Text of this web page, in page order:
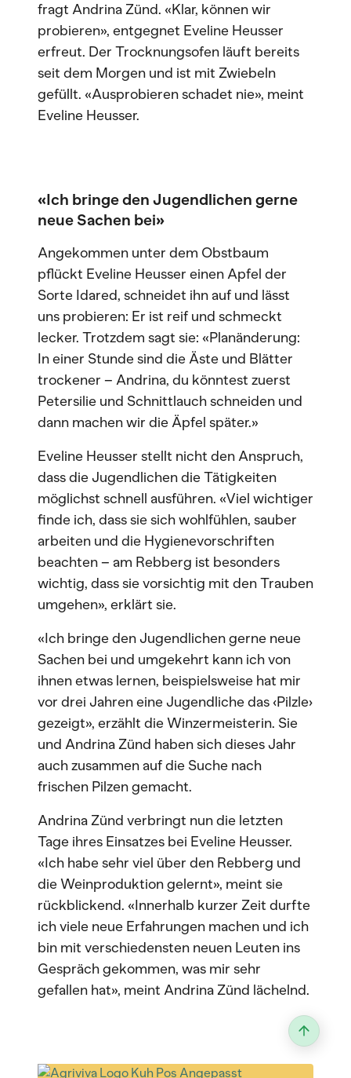
fragt Andrina Zünd. «Klar, können wir
probieren», entgegnet Eveline Heusser
erfreut. Der Trocknungsofen läuft bereits
seit dem Morgen und ist mit Zwiebeln
gefüllt. «Ausprobieren schadet nie», meint
Eveline Heusser.
«Ich bringe den Jugendlichen gerne
neue Sachen bei»
Angekommen unter dem Obstbaum
pflückt Eveline Heusser einen Apfel der
Sorte Idared, schneidet ihn auf und lässt
uns probieren: Er ist reif und schmeckt
lecker. Trotzdem sagt sie: «Planänderung:
In einer Stunde sind die Äste und Blätter
trockener – Andrina, du könntest zuerst
Petersilie und Schnittlauch schneiden und
dann machen wir die Äpfel später.»
Eveline Heusser stellt nicht den Anspruch,
dass die Jugendlichen die Tätigkeiten
möglichst schnell ausführen. «Viel wichtiger
finde ich, dass sie sich wohlfühlen, sauber
arbeiten und die Hygienevorschriften
beachten – am Rebberg ist besonders
wichtig, dass sie vorsichtig mit den Trauben
umgehen», erklärt sie.
«Ich bringe den Jugendlichen gerne neue
Sachen bei und umgekehrt kann ich von
ihnen etwas lernen, beispielsweise hat mir
vor drei Jahren eine Jugendliche das ‹Pilzle›
gezeigt», erzählt die Winzermeisterin. Sie
und Andrina Zünd haben sich dieses Jahr
auch zusammen auf die Suche nach
frischen Pilzen gemacht.
Andrina Zünd verbringt nun die letzten
Tage ihres Einsatzes bei Eveline Heusser.
«Ich habe sehr viel über den Rebberg und
die Weinproduktion gelernt», meint sie
rückblickend. «Innerhalb kurzer Zeit durfte
ich viele neue Erfahrungen machen und ich
bin mit verschiedensten neuen Leuten ins
Gespräch gekommen, was mir sehr
gefallen hat», meint Andrina Zünd lächelnd.